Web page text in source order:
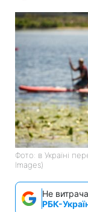
Фото: в Україні
Images)
Не
РБК-